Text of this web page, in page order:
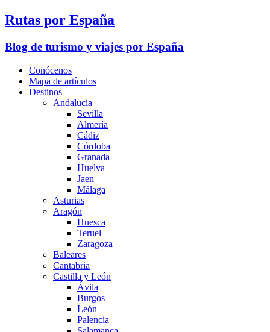
Rutas por España
Blog de turismo y viajes por España
Conócenos
Mapa de artículos
Destinos
Andalucia
Sevilla
Almería
Cádiz
Córdoba
Granada
Huelva
Jaen
Málaga
Asturias
Aragón
Huesca
Teruel
Zaragoza
Baleares
Cantabria
Castilla y León
Ávila
Burgos
León
Palencia